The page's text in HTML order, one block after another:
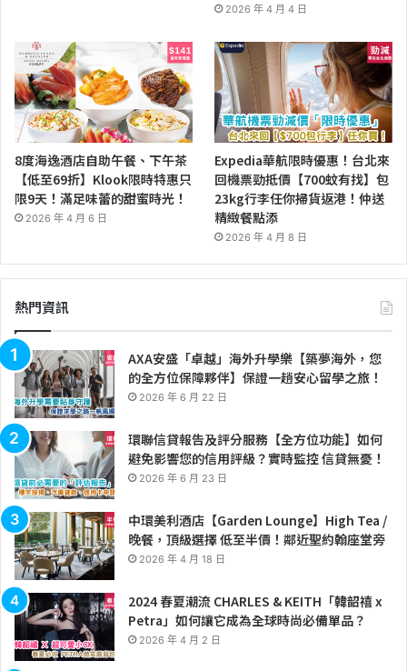
2026 年 4 月 4 日
8度海逸酒店自助午餐、下午茶
【低至69折】Klook限時特惠只
限9天！滿足味蕾的甜蜜時光！
2026 年 4 月 6 日
Expedia華航限時優惠！台北來
回機票勁抵價【700蚊有找】包
23kg行李任你掃貨返港！仲送
精緻餐點添
2026 年 4 月 8 日
熱門資訊
AXA安盛「卓越」海外升學樂【築夢海外，您
的全方位保障夥伴】保證一趟安心留學之旅！
2026 年 6 月 22 日
環聯信貸報告及評分服務【全方位功能】如何
避免影響您的信用評級？實時監控 信貸無憂！
2026 年 6 月 23 日
中環美利酒店【Garden Lounge】High Tea /
晚餐，頂級選擇 低至半價！鄰近聖約翰座堂旁
2026 年 4 月 18 日
2024 春夏潮流 CHARLES & KEITH「韓韶禧 x
Petra」如何讓它成為全球時尚必備單品？
2026 年 4 月 2 日